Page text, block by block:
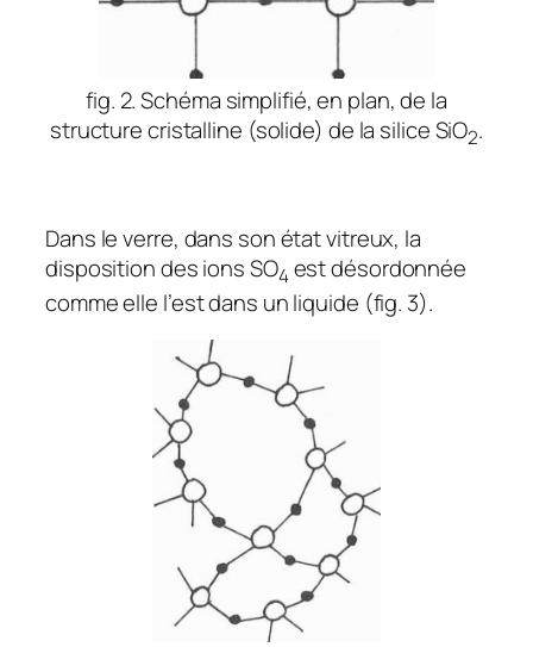
fig. 2. Schéma simplifié, en plan, de la
structure cristalline (solide) de la silice SiO2.
Dans le verre, dans son état vitreux, la
disposition des ions SO4 est désordonnée
comme elle l’est dans un liquide (fig. 3).